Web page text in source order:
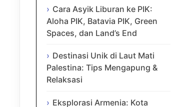
Cara Asyik Liburan ke PIK:
Aloha PIK, Batavia PIK, Green
Spaces, dan Land’s End
Destinasi Unik di Laut Mati
Palestina: Tips Mengapung &
Relaksasi
Eksplorasi Armenia: Kota